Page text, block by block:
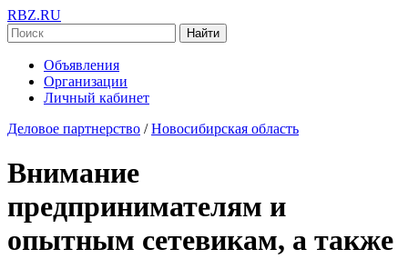
RBZ.RU
Найти
Объявления
Организации
Личный кабинет
Деловое партнерство / Новосибирская область
Внимание
предпринимателям и
опытным сетевикам, а также